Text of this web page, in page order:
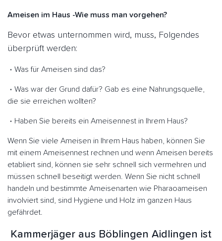
Ameisen im Haus -Wie muss man vorgehen?
Bevor etwas unternommen wird, muss, Folgendes
überprüft werden:
Was für Ameisen sind das?
Was war der Grund dafür? Gab es eine Nahrungsquelle,
die sie erreichen wollten?
Haben Sie bereits ein Ameisennest in Ihrem Haus?
Wenn Sie viele Ameisen in Ihrem Haus haben, können Sie
mit einem Ameisennest rechnen und wenn Ameisen bereits
etabliert sind, können sie sehr schnell sich vermehren und
müssen schnell beseitigt werden. Wenn Sie nicht schnell
handeln und bestimmte Ameisenarten wie Pharaoameisen
involviert sind, sind Hygiene und Holz im ganzen Haus
gefährdet.
Kammerjäger aus Böblingen Aidlingen ist